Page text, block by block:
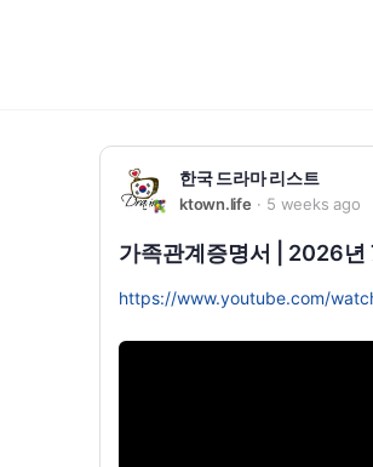
한국 드라마 리스트
ktown.life 5 weeks ago
가족관계증명서 | 2026년
https://www.youtube.com/